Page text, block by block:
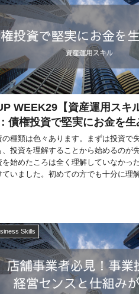
WEEK29【資産運用スキ
債権投資で堅実にお金を生
の種類は色々あります。まずは投資で
、投資を理解することから始めるのが
を始めたころは全く理解していなかっ
ていました。初めての方でも十分に理
Skills